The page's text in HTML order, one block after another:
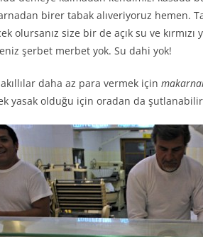
birer tabak alıveriyoruz hemen.
olursanız size bir de açık su ve
şerbet merbet yok. Su dahi yok!
akıllılar daha az para vermek için
yasak olduğu için oradan da